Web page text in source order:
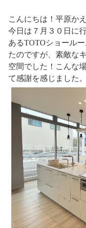
こんにちは！平原か
今日は７月３０日に
あるTOTOショール
たのですが、素敵な
空間でした！こんな
て感謝を感じました。